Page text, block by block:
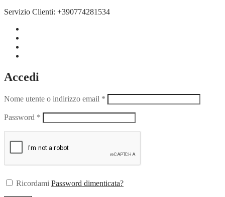
Servizio Clienti: +390774281534
Accedi
Nome utente o indirizzo email *
Password *
Ricordami Password dimenticata?